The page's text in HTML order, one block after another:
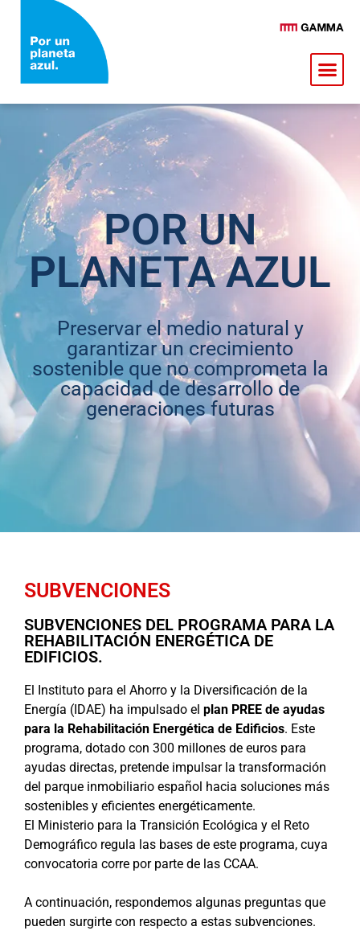
POR UN
PLANETA AZUL
Preservar el medio natural y
garantizar un crecimiento
sostenible que no comprometa la
capacidad de desarrollo de
generaciones futuras
SUBVENCIONES
SUBVENCIONES DEL PROGRAMA PARA LA
REHABILITACIÓN ENERGÉTICA DE
EDIFICIOS.
El Instituto para el Ahorro y la Diversificación de la
Energía (IDAE) ha impulsado el plan PREE de ayudas
para la Rehabilitación Energética de Edificios. Este
programa, dotado con 300 millones de euros para
ayudas directas, pretende impulsar la transformación
del parque inmobiliario español hacia soluciones más
sostenibles y eficientes energéticamente.
El Ministerio para la Transición Ecológica y el Reto
Demográfico regula las bases de este programa, cuya
convocatoria corre por parte de las CCAA.
A continuación, respondemos algunas preguntas que
pueden surgirte con respecto a estas subvenciones.